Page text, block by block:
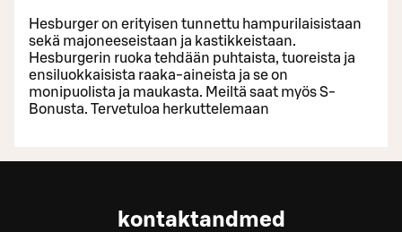
Hesburger on erityisen tunnettu hampurilaisistaan
sekä majoneeseistaan ja kastikkeistaan.
Hesburgerin ruoka tehdään puhtaista, tuoreista ja
ensiluokkaisista raaka-aineista ja se on
monipuolista ja maukasta. Meiltä saat myös S-
Bonusta. Tervetuloa herkuttelemaan
kontaktandmed